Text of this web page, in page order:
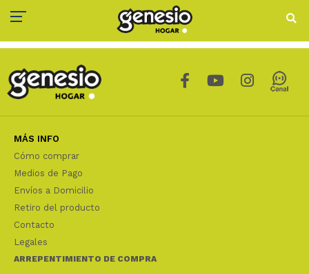
MÁS INFO
Cómo comprar
Medios de Pago
Envíos a Domicilio
Retiro del producto
Contacto
Legales
ARREPENTIMIENTO DE COMPRA